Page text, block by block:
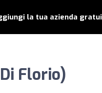
la tua azienda
Florio)